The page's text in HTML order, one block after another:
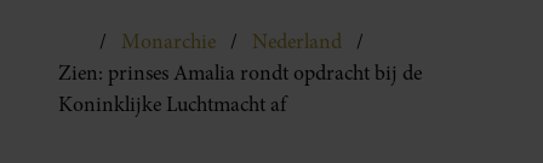
Monarchie
Nederland
Zien: prinses Amalia rondt opdracht bij de
Koninklijke Luchtmacht af